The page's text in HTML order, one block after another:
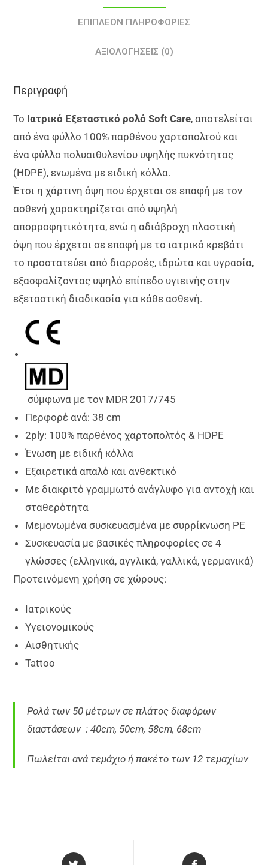
ΕΠΙΠΛΈΟΝ ΠΛΗΡΟΦΟΡΊΕΣ
ΑΞΙΟΛΟΓΉΣΕΙΣ (0)
Περιγραφή
Το Ιατρικό Εξεταστικό ρολό Soft Care, αποτελείται
από ένα φύλλο 100% παρθένου χαρτοπολτού και
ένα φύλλο πολυαιθυλενίου υψηλής πυκνότητας
(HDPE), ενωμένα με ειδική κόλλα.
Έτσι η χάρτινη όψη που έρχεται σε επαφή με τον
ασθενή χαρακτηρίζεται από υψηλή
απορροφητικότητα, ενώ η αδιάβροχη πλαστική
όψη που έρχεται σε επαφή με το ιατρικό κρεβάτι
το προστατεύει από διαρροές, ιδρώτα και υγρασία,
εξασφαλίζοντας υψηλό επίπεδο υγιεινής στην
εξεταστική διαδικασία για κάθε ασθενή.
σύμφωνα με τον MDR 2017/745
Περφορέ ανά: 38 cm
2ply: 100% παρθένος χαρτοπολτός & HDPE
Ένωση με ειδική κόλλα
Εξαιρετικά απαλό και ανθεκτικό
Με διακριτό γραμμωτό ανάγλυφο για αντοχή και
σταθερότητα
Μεμονωμένα συσκευασμένα με συρρίκνωση PE
Συσκευασία με βασικές πληροφορίες σε 4
γλώσσες (ελληνικά, αγγλικά, γαλλικά, γερμανικά)
Προτεινόμενη χρήση σε χώρους:
Ιατρικούς
Υγειονομικούς
Αισθητικής
Tattoo
Ρολά των 50 μέτρων σε πλάτος διαφόρων
διαστάσεων : 40cm, 50cm, 58cm, 68cm
Πωλείται ανά τεμάχιο ή πακέτο των 12 τεμαχίων